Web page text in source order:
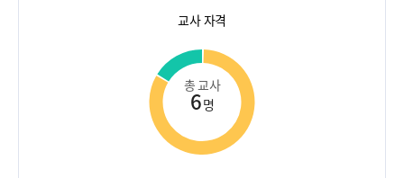
교사 자격
총 교사
6명